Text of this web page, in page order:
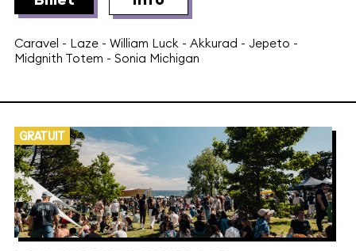
Caravel - Laze - William Luck - Akkurad - Jepeto -
Midgnith Totem - Sonia Michigan
GRATUIT